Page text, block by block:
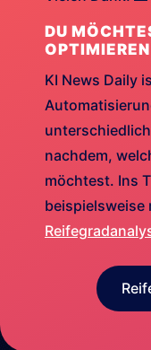
DU
KI News Daily
nachdem,
möchtest. Ins
beispielsweise